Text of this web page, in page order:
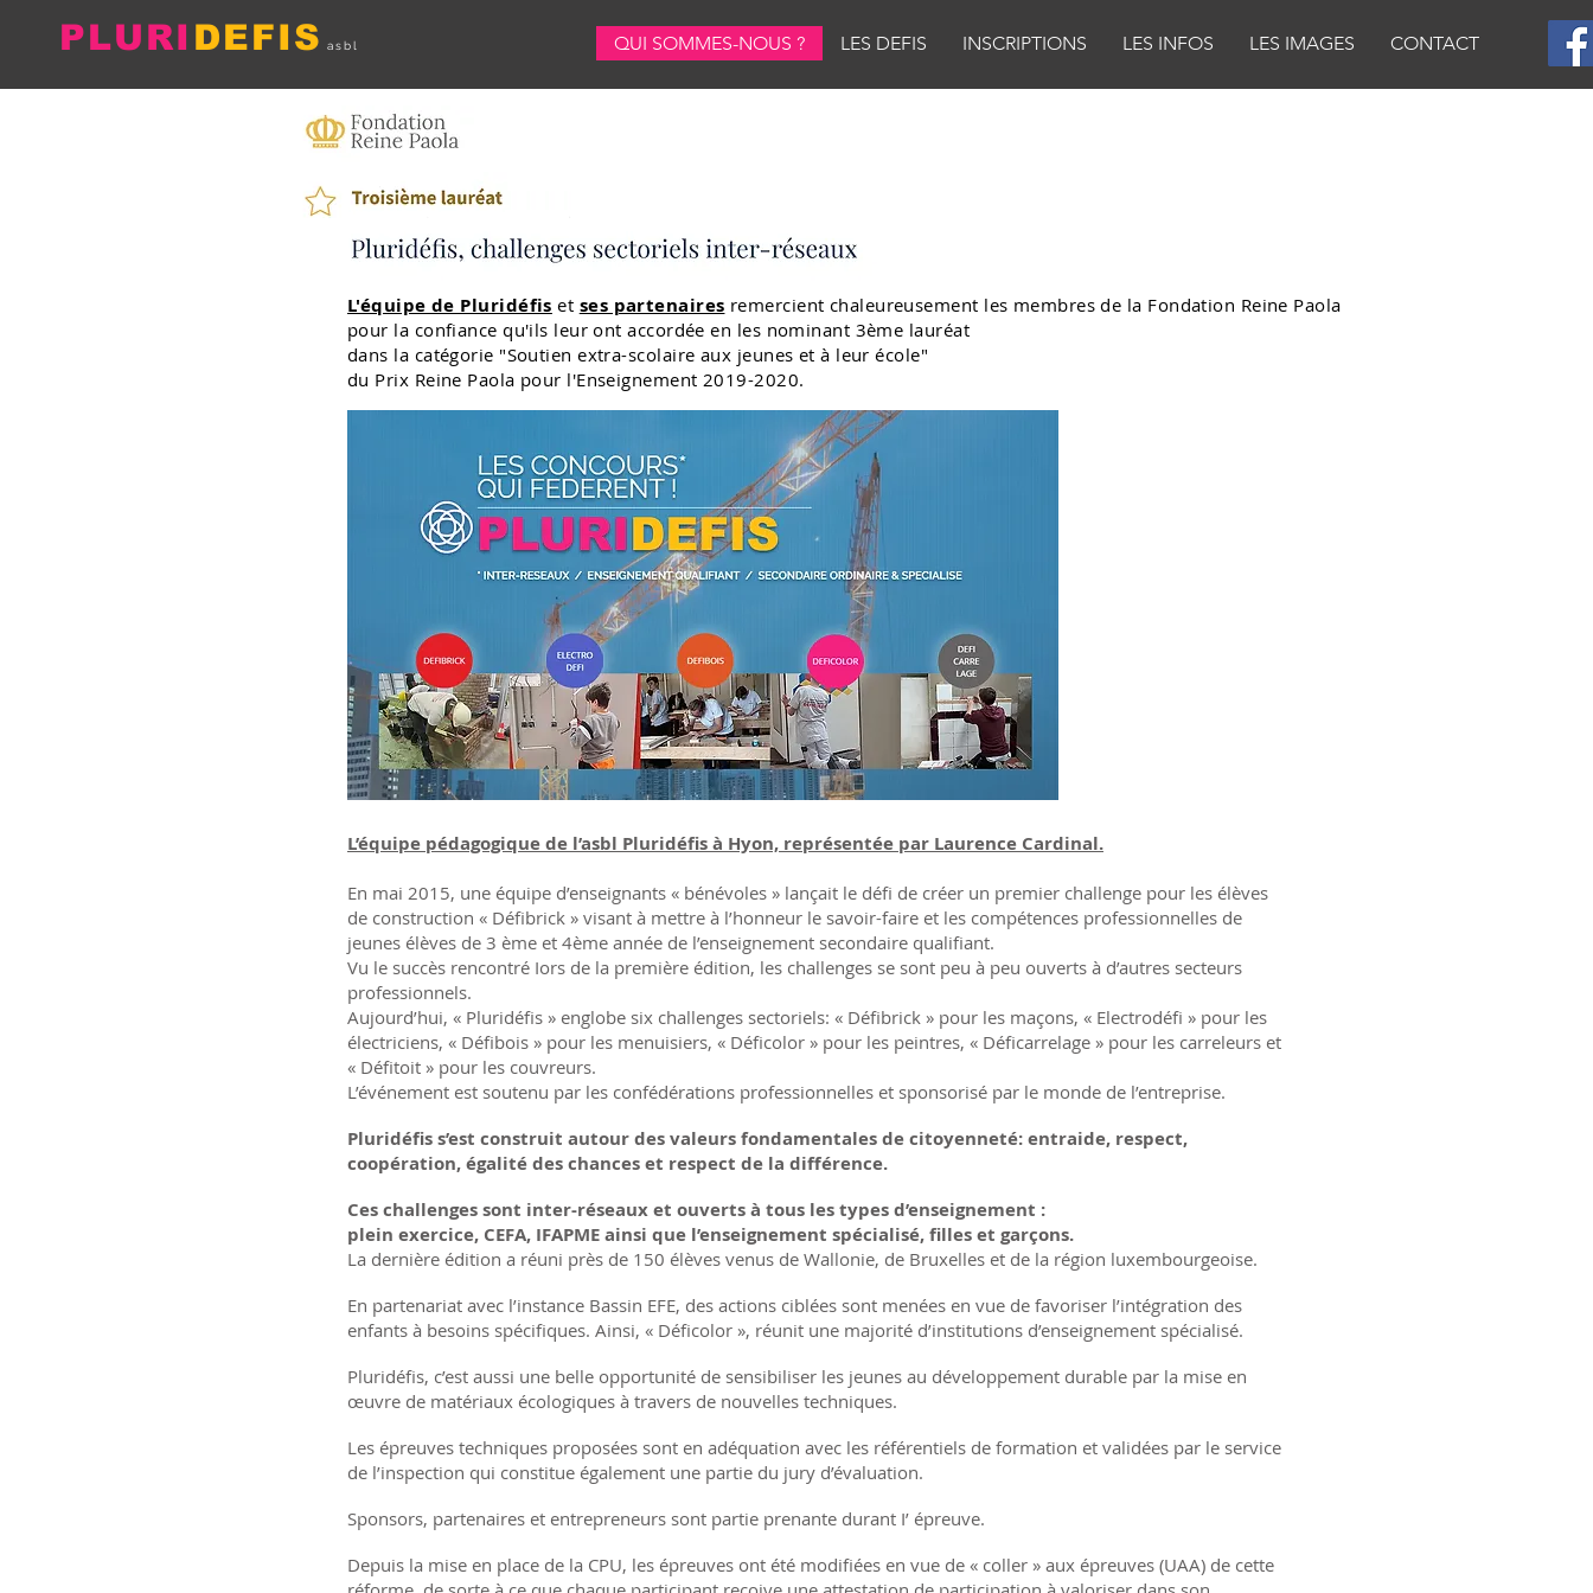
PLURI DEFIS asbl QUI SOMMES-NOUS ? LES DEFIS INSCRIPTIONS LES INFOS LES IMAGES CONTACT
L'équipe de Pluridéfis et ses partenaires remercient chaleureusement les membres de la Fondation Reine Paola
pour la confiance qu'ils leur ont accordée en les nominant 3ème lauréat
dans la catégorie "Soutien extra-scolaire aux jeunes et à leur école"
du Prix Reine Paola pour l'Enseignement 2019-2020.
L’équipe pédagogique de l’asbl Pluridéfis à Hyon, représentée par Laurence Cardinal.
En mai 2015, une équipe d’enseignants « bénévoles » lançait le défi de créer un premier challenge pour les élèves
de construction « Défibrick » visant à mettre à l’honneur le savoir-faire et les compétences professionnelles de
jeunes élèves de 3 ème et 4ème année de l’enseignement secondaire qualifiant.
Vu le succès rencontré Iors de la première édition, les challenges se sont peu à peu ouverts à d’autres secteurs
professionnels.
Aujourd’hui, « Pluridéfis » englobe six challenges sectoriels: « Défibrick » pour les maçons, « Electrodéfi » pour les
électriciens, « Défibois » pour les menuisiers, « Déficolor » pour les peintres, « Déficarrelage » pour les carreleurs et
« Défitoit » pour les couvreurs.
L’événement est soutenu par les confédérations professionnelles et sponsorisé par le monde de l’entreprise.
Pluridéfis s’est construit autour des valeurs fondamentales de citoyenneté: entraide, respect,
coopération, égalité des chances et respect de la différence.
Ces challenges sont inter-réseaux et ouverts à tous les types d’enseignement :
plein exercice, CEFA, IFAPME ainsi que l’enseignement spécialisé, filles et garçons.
La dernière édition a réuni près de 150 élèves venus de Wallonie, de Bruxelles et de la région luxembourgeoise.
En partenariat avec l’instance Bassin EFE, des actions ciblées sont menées en vue de favoriser l’intégration des
enfants à besoins spécifiques. Ainsi, « Déficolor », réunit une majorité d’institutions d’enseignement spécialisé.
Pluridéfis, c’est aussi une belle opportunité de sensibiliser les jeunes au développement durable par la mise en
œuvre de matériaux écologiques à travers de nouvelles techniques.
Les épreuves techniques proposées sont en adéquation avec les référentiels de formation et validées par le service
de l’inspection qui constitue également une partie du jury d’évaluation.
Sponsors, partenaires et entrepreneurs sont partie prenante durant I’ épreuve.
Depuis la mise en place de la CPU, les épreuves ont été modifiées en vue de « coller » aux épreuves (UAA) de cette